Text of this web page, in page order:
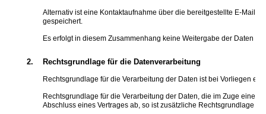
Alternativ ist eine Kontaktaufnahme über die bereitgestellte E-Mail-
gespeichert.
Es erfolgt in diesem Zusammenhang keine Weitergabe der Daten
2. Rechtsgrundlage für die Datenverarbeitung
Rechtsgrundlage für die Verarbeitung der Daten ist bei Vorliegen
Rechtsgrundlage für die Verarbeitung der Daten, die im Zuge einer
Abschluss eines Vertrages ab, so ist zusätzliche Rechtsgrundlage